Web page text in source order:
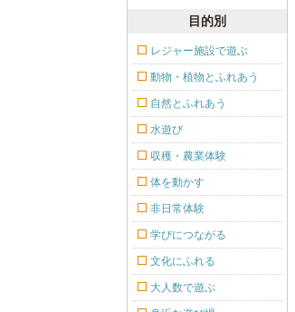
目的別
レジャー施設で遊ぶ
動物・植物とふれあう
自然とふれあう
水遊び
収穫・農業体験
体を動かす
非日常体験
学びにつながる
文化にふれる
大人数で遊ぶ